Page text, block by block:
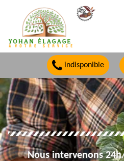
indisponible
Nous intervenons